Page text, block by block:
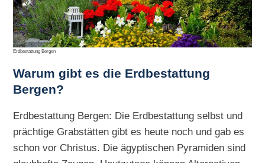
Erdbestattung Bergen
Warum gibt es die Erdbestattung
Bergen?
Erdbestattung Bergen: Die Erdbestattung selbst und
prächtige Grabstätten gibt es heute noch und gab es
schon vor Christus. Die ägyptischen Pyramiden sind